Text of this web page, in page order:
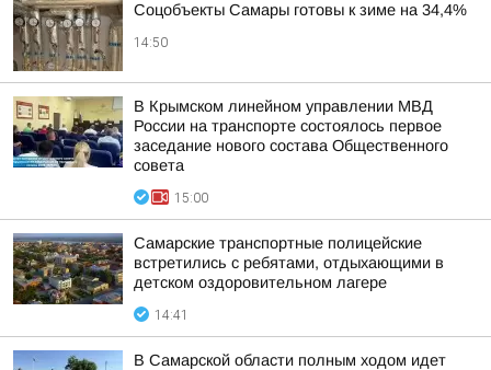
Соцобъекты Самары готовы к зиме на 34,4%
14:50
В Крымском линейном управлении МВД
России на транспорте состоялось первое
заседание нового состава Общественного
совета
15:00
Самарские транспортные полицейские
встретились с ребятами, отдыхающими в
детском оздоровительном лагере
14:41
В Самарской области полным ходом идет